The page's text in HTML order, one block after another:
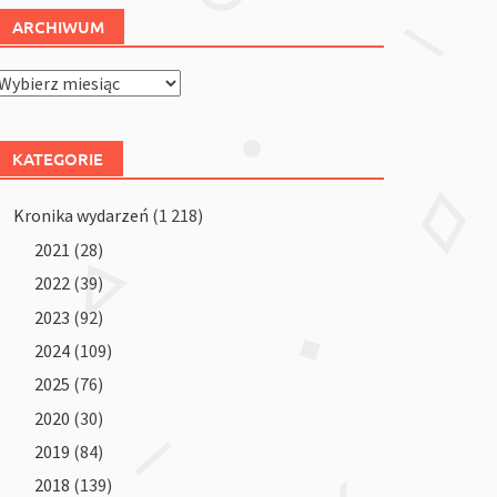
ARCHIWUM
KATEGORIE
Kronika wydarzeń (1 218)
2021 (28)
2022 (39)
2023 (92)
2024 (109)
2025 (76)
2020 (30)
2019 (84)
2018 (139)